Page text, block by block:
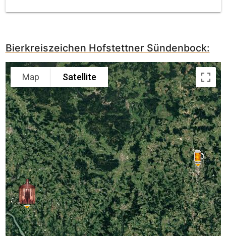
Bierkreiszeichen Hofstettner Sündenbock:
Map Satellite